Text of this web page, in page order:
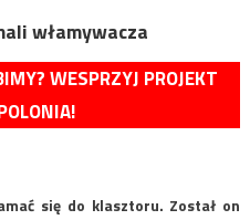
włamywacza
WESPRZYJ PROJEKT
się do klasztoru. Został on